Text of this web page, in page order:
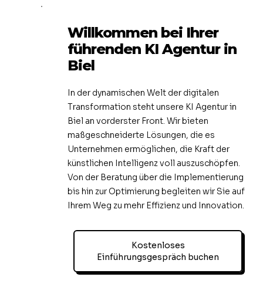
Willkommen bei Ihrer
führenden KI Agentur in
Biel
In der dynamischen Welt der digitalen
Transformation steht unsere KI Agentur in
Biel an vorderster Front. Wir bieten
maßgeschneiderte Lösungen, die es
Unternehmen ermöglichen, die Kraft der
künstlichen Intelligenz voll auszuschöpfen.
Von der Beratung über die Implementierung
bis hin zur Optimierung begleiten wir Sie auf
Ihrem Weg zu mehr Effizienz und Innovation.
Kostenloses
Einführungsgespräch buchen